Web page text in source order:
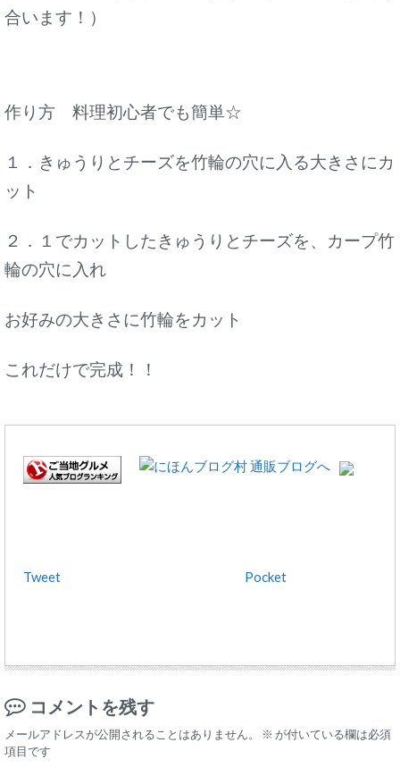
合います！）
作り方 料理初心者でも簡単☆
１．きゅうりとチーズを竹輪の穴に入る大きさにカ
ット
２．１でカットしたきゅうりとチーズを、カープ竹
輪の穴に入れ
お好みの大きさに竹輪をカット
これだけで完成！！
Tweet Pocket
コメントを残す
メールアドレスが公開されることはありません。 ※ が付いている欄は必須
項目です